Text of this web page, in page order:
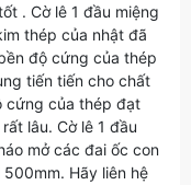
. Cờ lê 1 đầu miệng
thép của nhật đã
độ cứng của thép
tiến tiến cho chất
cứng của thép đạt
lâu. Cờ lê 1 đầu
mở các đai ốc con
Hãy liên hệ